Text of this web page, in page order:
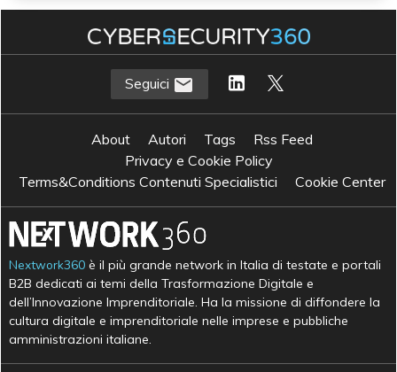
Seguici
About Autori Tags
Rss Feed
Privacy e Cookie Policy
Terms&Conditions Contenuti Specialistici
Cookie Center
Nextwork360 è il più grande network in Italia di testate e portali
B2B dedicati ai temi della Trasformazione Digitale e
dell’Innovazione Imprenditoriale. Ha la missione di diffondere la
cultura digitale e imprenditoriale nelle imprese e pubbliche
amministrazioni italiane.